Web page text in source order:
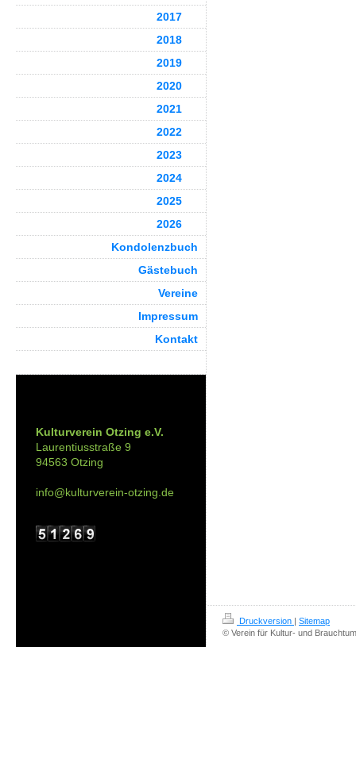
2017
2018
2019
2020
2021
2022
2023
2024
2025
2026
Kondolenzbuch
Gästebuch
Vereine
Impressum
Kontakt
Kulturverein Otzing e.V.
Laurentiusstraße 9
94563 Otzing
info@kulturverein-otzing.de
Druckversion | Sitemap
© Verein für Kultur- und